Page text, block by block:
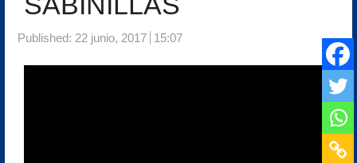
Published: 22 junio, 2017 15:07